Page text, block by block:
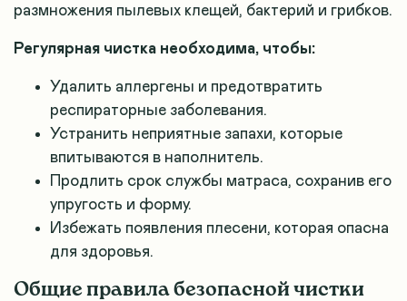
размножения пылевых клещей, бактерий и грибков.
Регулярная чистка необходима, чтобы:
Удалить аллергены и предотвратить
респираторные заболевания.
Устранить неприятные запахи, которые
впитываются в наполнитель.
Продлить срок службы матраса, сохранив его
упругость и форму.
Избежать появления плесени, которая опасна
для здоровья.
Общие правила безопасной чистки